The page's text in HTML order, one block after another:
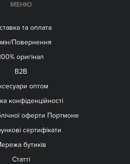
МЕНЮ
та оплата
Повернення
оригінал
B2B
оптом
конфіденційності
оферти Портмоне
сертифікати
бутиків
Статті